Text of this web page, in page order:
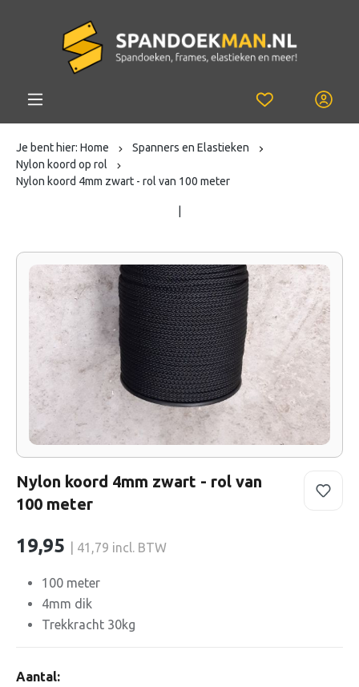
Je bent hier: Home
Spanners en Elastieken
Nylon koord op rol
Nylon koord 4mm zwart - rol van 100 meter
Nylon koord 4mm zwart - rol van
100 meter
19,95 | 41,79 incl. BTW
100 meter
4mm dik
Trekkracht 30kg
Aantal: